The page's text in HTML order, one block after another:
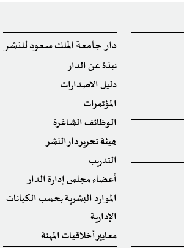
دار جامعة الملك سعود للنشر
نبذة عن الدار
دليل الاصدارات
المؤتمرات
الوظائف الشاغرة
هيئة تحرير دار النشر
التدريب
أعضاء مجلس إدارة الدار
الموارد البشرية بحسب الكيانات
الإدارية
معايير أخلاقيات المهنة